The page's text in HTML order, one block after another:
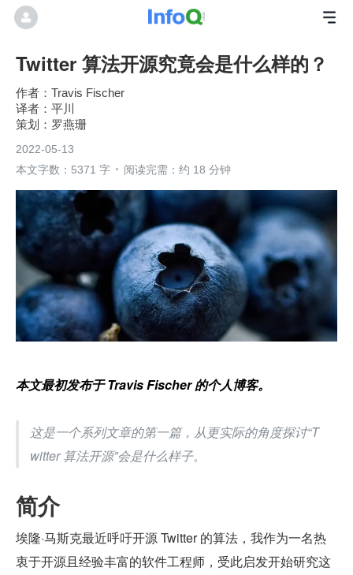
Twitter 算法开源究竟会是什么样的？
Travis Fischer
平川
罗燕珊
2022-05-13
本文字数：5371 字
阅读完需：约 18 分钟
本文最初发布于 Travis Fischer 的个人博客。
这是一个系列文章的第一篇，从更实际的角度探讨“T
witter 算法开源”会是什么样子。
简介
埃隆·马斯克最近呼吁开源 Twitter 的算法，我作为一名热
衷于开源且经验丰富的软件工程师，受此启发开始研究这